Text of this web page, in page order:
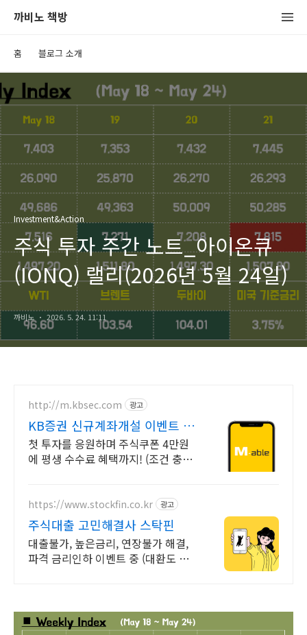
까비노 책방
홈 블로그 소개
Investment&Action
주식 투자 주간 노트_아이온큐
(IONQ) 랠리(2026년 5월 24일)
까비노 2026. 5. 24. 11:11
http://m.kbsec.com 광고
KB증권 신규계좌개설 이벤트 국
내주식쿠폰 최대 5만원
첫 투자를 응원하며 주식쿠폰 4만원
에 평생 수수료 혜택까지! (조건 충족
https://www.stockfin.co.kr 광고
주식대출 고민해결사 스탁핀
대출불가, 높은금리, 연장불가 해결,
파격 금리인하 이벤트 중 (대환도 가